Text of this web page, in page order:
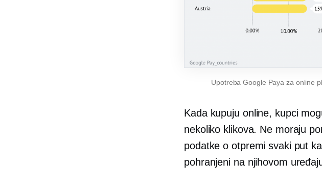
Upotreba Google Paya za online
Kada kupuju online, kupci
nekoliko klikova. Ne moraju
podatke o otpremi svaki put
pohranjeni na njihovom